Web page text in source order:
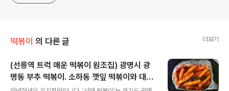
떡볶이 의 다른 글 더보기
(선릉역 트럭 매운 떡볶이 원조집) 광명시 광
명동 부추 떡볶이. 소하동 깻잎 떡볶이와 대파
떡 튀김 떡볶이를 먹어봤더니 -선매 떡볶이. 5